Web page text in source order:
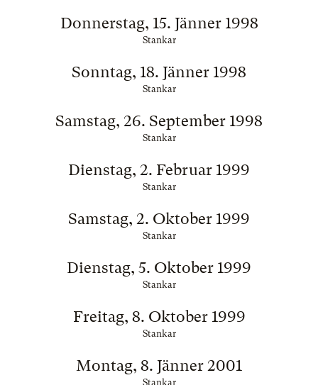
Donnerstag, 15. Jänner 1998
Stankar
Sonntag, 18. Jänner 1998
Stankar
Samstag, 26. September 1998
Stankar
Dienstag, 2. Februar 1999
Stankar
Samstag, 2. Oktober 1999
Stankar
Dienstag, 5. Oktober 1999
Stankar
Freitag, 8. Oktober 1999
Stankar
Montag, 8. Jänner 2001
Stankar